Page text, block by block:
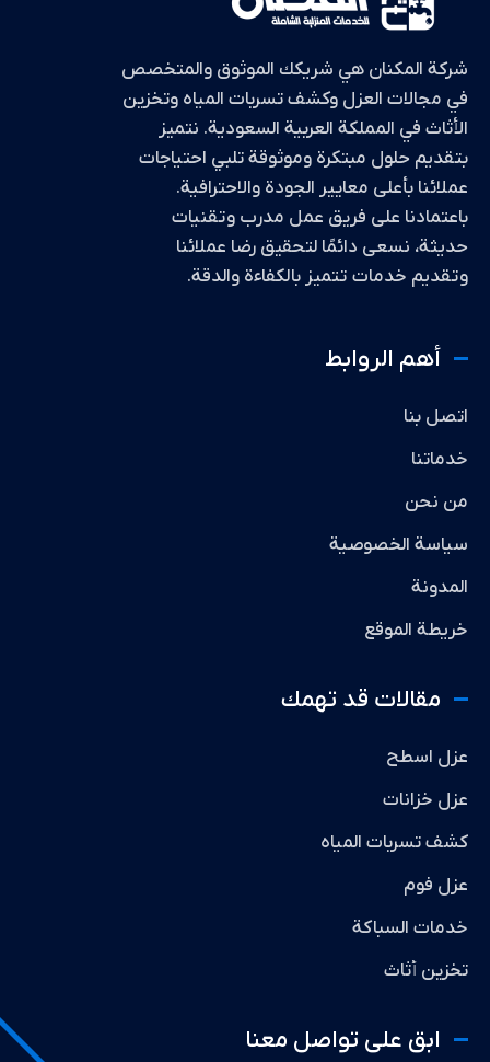
شركة المكنان هي شريكك الموثوق والمتخصص
في مجالات العزل وكشف تسربات المياه وتخزين
الأثاث في المملكة العربية السعودية. نتميز
بتقديم حلول مبتكرة وموثوقة تلبي احتياجات
عملائنا بأعلى معايير الجودة والاحترافية.
باعتمادنا على فريق عمل مدرب وتقنيات
حديثة، نسعى دائمًا لتحقيق رضا عملائنا
وتقديم خدمات تتميز بالكفاءة والدقة.
أهم الروابط
اتصل بنا
خدماتنا
من نحن
سياسة الخصوصية
المدونة
خريطة الموقع
مقالات قد تهمك
عزل اسطح
عزل خزانات
كشف تسربات المياه
عزل فوم
خدمات السباكة
تخزين أثاث
ابق على تواصل معنا